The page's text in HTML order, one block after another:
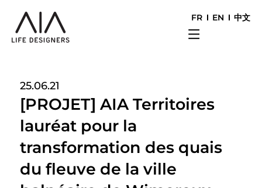
FR EN 中文
25.06.21
[PROJET] AIA Territoires
lauréat pour la
transformation des quais
du fleuve de la ville